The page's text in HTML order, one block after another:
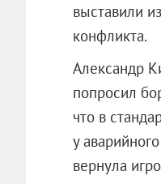
выставили
конфликта.
Александр
попросил
что в
у
вернула